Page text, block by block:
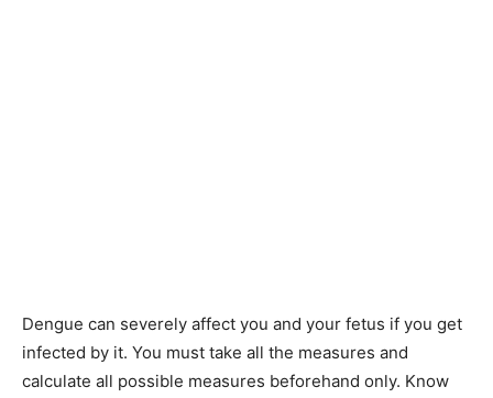
Dengue can severely affect you and your fetus if you get
infected by it. You must take all the measures and
calculate all possible measures beforehand only. Know